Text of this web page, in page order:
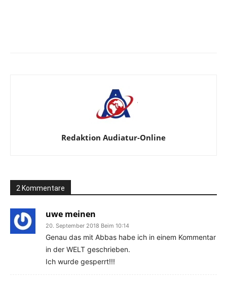
Redaktion Audiatur-Online
2 Kommentare
uwe meinen
20. September 2018 Beim 10:14
Genau das mit Abbas habe ich in einem Kommentar
in der WELT geschrieben.
Ich wurde gesperrt!!!